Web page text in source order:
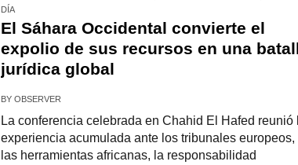
DÍA
El Sáhara Occidental convierte el
expolio de sus recursos en una
jurídica global
BY OBSERVER
La conferencia celebrada en Chahid El Hafed reunió
experiencia acumulada ante los tribunales europeos,
las herramientas africanas, la responsabilidad